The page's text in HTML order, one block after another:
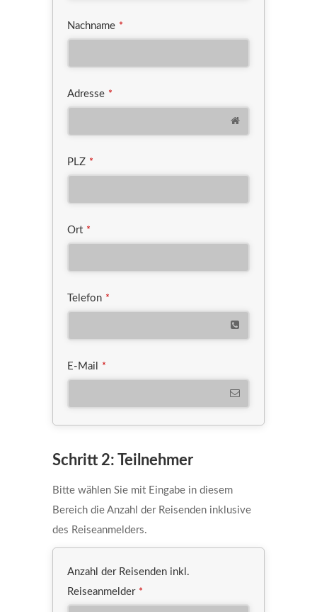
Nachname *
Adresse *
PLZ *
Ort *
Telefon *
E-Mail *
Website *
Schritt 2: Teilnehmer
Bitte wählen Sie mit Eingabe in diesem
Bereich die Anzahl der Reisenden inklusive
des Reiseanmelders.
Anzahl der Reisenden inkl.
Reiseanmelder *